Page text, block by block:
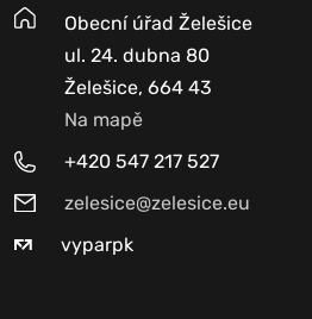
Obecní úřad Želešice
ul. 24. dubna 80
Želešice, 664 43
Na mapě
+420 547 217 527
zelesice@zelesice.eu
vyparpk